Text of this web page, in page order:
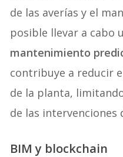
de las averías y el
posible llevar a cabo
mantenimiento
contribuye a reducir
de la planta,
de las intervenciones
BIM y blockchain